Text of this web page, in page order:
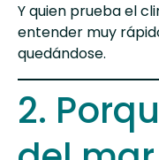
Y quien prueba el
entender muy
quedándose.
2.